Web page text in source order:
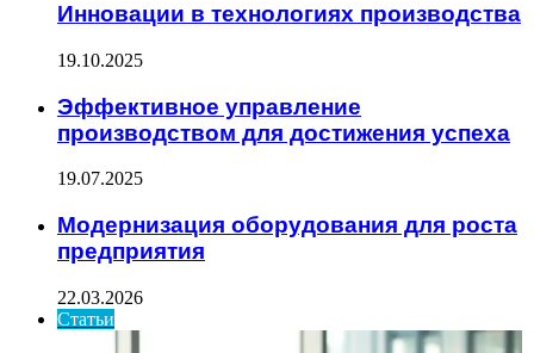
Инновации в технологиях производства
19.10.2025
Эффективное управление
производством для достижения успеха
19.07.2025
Модернизация оборудования для роста
предприятия
22.03.2026
Статьи